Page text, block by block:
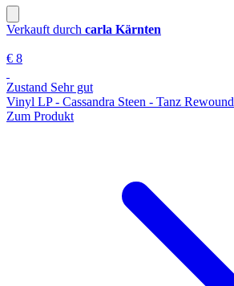
Verkauft durch carla Kärnten
€ 8
Zustand Sehr gut
Vinyl LP - Cassandra Steen - Tanz Rewound
Zum Produkt